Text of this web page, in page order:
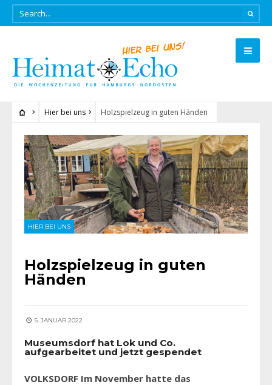
Hier bei uns Holzspielzeug in guten Händen
HIER BEI UNS
Holzspielzeug in guten
Händen
5. JANUAR 2022
Museumsdorf hat Lok und Co.
aufgearbeitet und jetzt gespendet
VOLKSDORF Im November hatte das